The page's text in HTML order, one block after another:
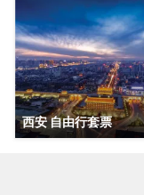
西安 自由行套票